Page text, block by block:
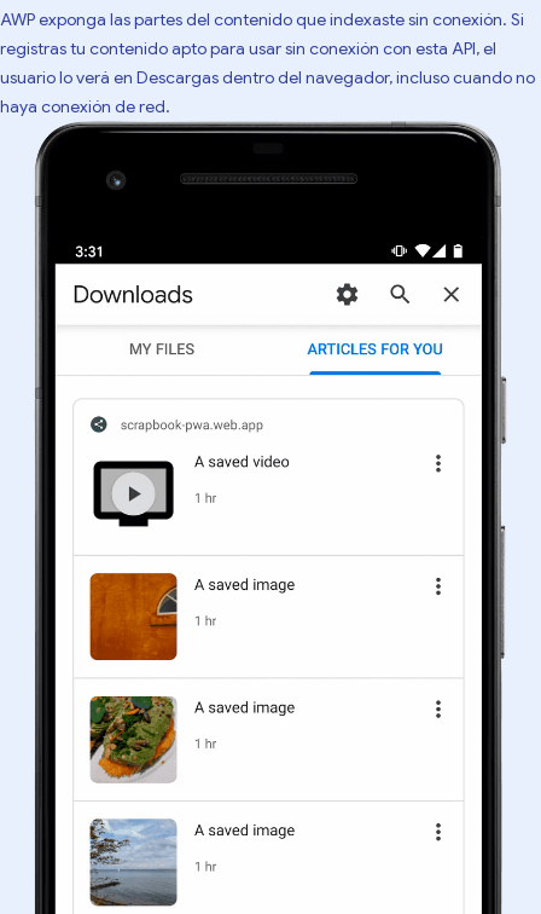
AWP exponga las partes del contenido que indexaste sin conexión. Si
registras tu contenido apto para usar sin conexión con esta API, el
usuario lo verá en Descargas dentro del navegador, incluso cuando no
haya conexión de red.